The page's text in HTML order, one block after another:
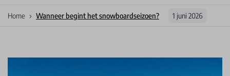
Home Wanneer begint het snowboardseizoen? 1 juni 2026